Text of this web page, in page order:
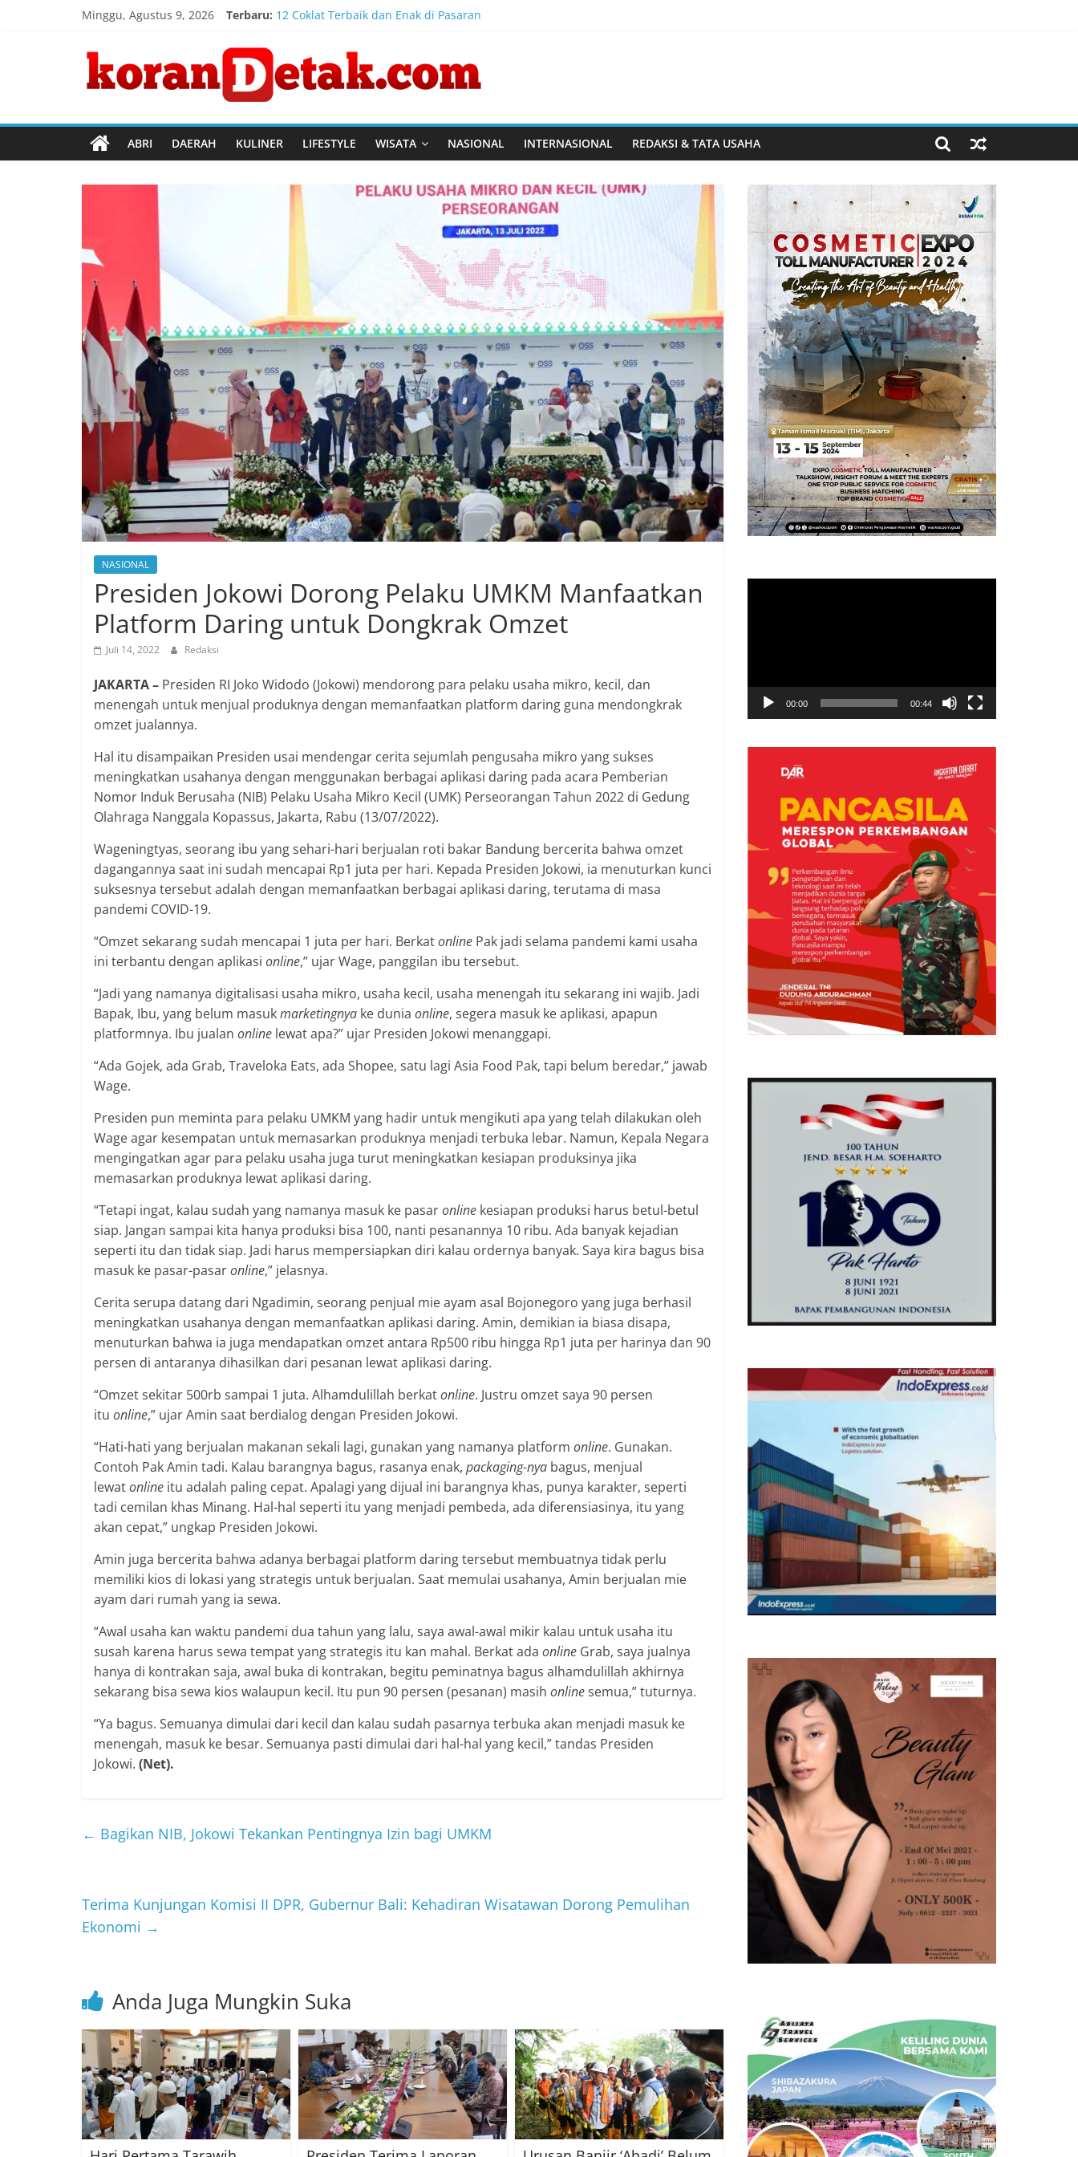
Minggu, Agustus 9, 2026 Terbaru: 12 Coklat Terbaik dan Enak di Pasaran
Timnas Indonesia Diharapkan Bangkit Usai Takluk dari Vietnam di Piala AFF 2026
Penanganan Kebakaran Gedung Dinas Teknis Masuk Tahap Akhir, Tak Ada Korban Jiwa
Kebakaran Gedung Dinas Teknis Abdul Muis Dipadamkan, Layanan Publik Tetap Berjalan
Koran
Detak
Menembus
Batas
Waktu
ABRI DAERAH KULINER LIFESTYLE WISATA NASIONAL INTERNASIONAL REDAKSI & TATA USAHA
NASIONAL
Presiden Jokowi Dorong Pelaku UMKM Manfaatkan
Platform Daring untuk Dongkrak Omzet
Juli 14, 2022 Redaksi
JAKARTA – Presiden RI Joko Widodo (Jokowi) mendorong para pelaku usaha mikro, kecil, dan
menengah untuk menjual produknya dengan memanfaatkan platform daring guna mendongkrak
omzet jualannya.
Hal itu disampaikan Presiden usai mendengar cerita sejumlah pengusaha mikro yang sukses
meningkatkan usahanya dengan menggunakan berbagai aplikasi daring pada acara Pemberian
Nomor Induk Berusaha (NIB) Pelaku Usaha Mikro Kecil (UMK) Perseorangan Tahun 2022 di Gedung
Olahraga Nanggala Kopassus, Jakarta, Rabu (13/07/2022).
Wageningtyas, seorang ibu yang sehari-hari berjualan roti bakar Bandung bercerita bahwa omzet
dagangannya saat ini sudah mencapai Rp1 juta per hari. Kepada Presiden Jokowi, ia menuturkan kunci
suksesnya tersebut adalah dengan memanfaatkan berbagai aplikasi daring, terutama di masa
pandemi COVID-19.
“Omzet sekarang sudah mencapai 1 juta per hari. Berkatonline Pak jadi selama pandemi kami usaha
ini terbantu dengan aplikasi online,” ujar Wage, panggilan ibu tersebut.
“Jadi yang namanya digitalisasi usaha mikro, usaha kecil, usaha menengah itu sekarang ini wajib. Jadi
Bapak, Ibu, yang belum masukmarketingnya ke dunia online, segera masuk ke aplikasi, apapun
platformnya. Ibu jualan online lewat apa?” ujar Presiden Jokowi menanggapi.
“Ada Gojek, ada Grab, Traveloka Eats, ada Shopee, satu lagi Asia Food Pak, tapi belum beredar,” jawab
Wage.
Presiden pun meminta para pelaku UMKM yang hadir untuk mengikuti apa yang telah dilakukan oleh
Wage agar kesempatan untuk memasarkan produknya menjadi terbuka lebar. Namun, Kepala Negara
mengingatkan agar para pelaku usaha juga turut meningkatkan kesiapan produksinya jika
memasarkan produknya lewat aplikasi daring.
“Tetapi ingat, kalau sudah yang namanya masuk ke pasaronline kesiapan produksi harus betul-betul
siap. Jangan sampai kita hanya produksi bisa 100, nanti pesanannya 10 ribu. Ada banyak kejadian
seperti itu dan tidak siap. Jadi harus mempersiapkan diri kalau ordernya banyak. Saya kira bagus bisa
masuk ke pasar-pasaronline,” jelasnya.
Cerita serupa datang dari Ngadimin, seorang penjual mie ayam asal Bojonegoro yang juga berhasil
meningkatkan usahanya dengan memanfaatkan aplikasi daring. Amin, demikian ia biasa disapa,
menuturkan bahwa ia juga mendapatkan omzet antara Rp500 ribu hingga Rp1 juta per harinya dan 90
persen di antaranya dihasilkan dari pesanan lewat aplikasi daring.
“Omzet sekitar 500rb sampai 1 juta. Alhamdulillah berkatonline. Justru omzet saya 90 persen
itu online,” ujar Amin saat berdialog dengan Presiden Jokowi.
“Hati-hati yang berjualan makanan sekali lagi, gunakan yang namanya platform online. Gunakan.
Contoh Pak Amin tadi. Kalau barangnya bagus, rasanya enak, packaging-nya bagus, menjual
lewatonline itu adalah paling cepat. Apalagi yang dijual ini barangnya khas, punya karakter, seperti
tadi cemilan khas Minang. Hal-hal seperti itu yang menjadi pembeda, ada diferensiasinya, itu yang
akan cepat,” ungkap Presiden Jokowi.
Amin juga bercerita bahwa adanya berbagai platform daring tersebut membuatnya tidak perlu
memiliki kios di lokasi yang strategis untuk berjualan. Saat memulai usahanya, Amin berjualan mie
ayam dari rumah yang ia sewa.
“Awal usaha kan waktu pandemi dua tahun yang lalu, saya awal-awal mikir kalau untuk usaha itu
susah karena harus sewa tempat yang strategis itu kan mahal. Berkat ada online Grab, saya jualnya
hanya di kontrakan saja, awal buka di kontrakan, begitu peminatnya bagus alhamdulillah akhirnya
sekarang bisa sewa kios walaupun kecil. Itu pun 90 persen (pesanan) masih onlinesemua,” tuturnya.
“Ya bagus. Semuanya dimulai dari kecil dan kalau sudah pasarnya terbuka akan menjadi masuk ke
menengah, masuk ke besar. Semuanya pasti dimulai dari hal-hal yang kecil,” tandas Presiden
Jokowi. (Net).
← Bagikan NIB, Jokowi Tekankan Pentingnya Izin bagi UMKM
Terima Kunjungan Komisi II DPR, Gubernur Bali: Kehadiran Wisatawan Dorong Pemulihan
Ekonomi →
Anda Juga Mungkin Suka
00:00 00:44